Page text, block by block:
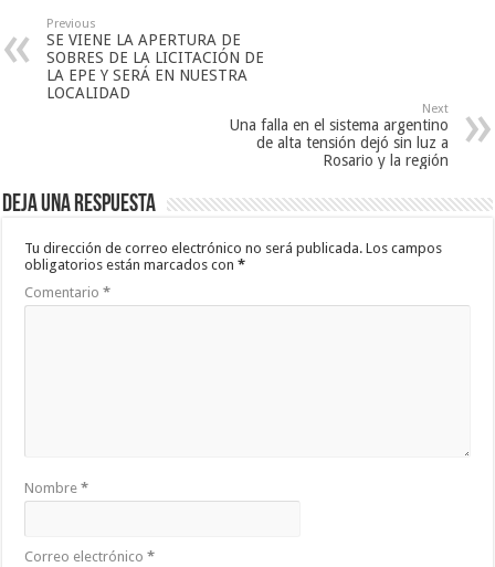
Previous
SE VIENE LA APERTURA DE
SOBRES DE LA LICITACIÓN DE
LA EPE Y SERÁ EN NUESTRA
LOCALIDAD
Next
Una falla en el sistema argentino
de alta tensión dejó sin luz a
Rosario y la región
Deja una respuesta
Tu dirección de correo electrónico no será publicada. Los campos
obligatorios están marcados con*
Comentario*
Nombre*
Correo electrónico*